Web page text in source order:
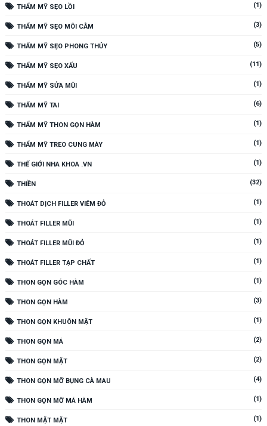
THẨM MỸ SẸO LỒI (1)
THẨM MỸ SẸO MÔI CẰM (3)
THẨM MỸ SẸO PHONG THỦY (5)
THẨM MỸ SẸO XẤU (11)
THẨM MỸ SỬA MŨI (1)
THẨM MỸ TAI (6)
THẨM MỸ THON GỌN HÀM (1)
THẨM MỸ TREO CUNG MÀY (1)
THẾ GIỚI NHA KHOA .VN (1)
THIỀN (32)
THOÁT DỊCH FILLER VIÊM ĐỎ (1)
THOÁT FILLER MŨI (1)
THOÁT FILLER MŨI ĐỎ (1)
THOÁT FILLER TẠP CHẤT (1)
THON GỌN GÓC HÀM (1)
THON GỌN HÀM (3)
THON GỌN KHUÔN MẶT (1)
THON GỌN MÁ (2)
THON GỌN MẶT (2)
THON GỌN MỠ BỤNG CÀ MAU (4)
THON GỌN MỠ MÁ HÀM (1)
THON MẶT MẶT (1)